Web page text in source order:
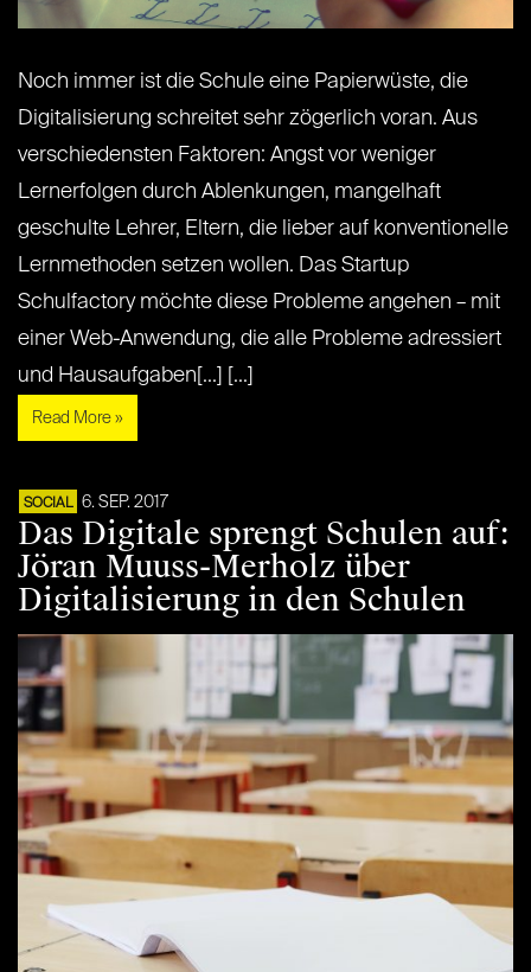
Noch immer ist die Schule eine Papierwüste, die
Digitalisierung schreitet sehr zögerlich voran. Aus
verschiedensten Faktoren: Angst vor weniger
Lernerfolgen durch Ablenkungen, mangelhaft
geschulte Lehrer, Eltern, die lieber auf konventionelle
Lernmethoden setzen wollen. Das Startup
Schulfactory möchte diese Probleme angehen – mit
einer Web-Anwendung, die alle Probleme adressiert
und Hausaufgaben[...] [...]
Read More »
SOCIAL 6. SEP. 2017
Das Digitale sprengt Schulen auf:
Jöran Muuss-Merholz über
Digitalisierung in den Schulen